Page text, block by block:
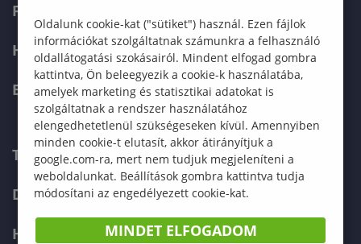
FELVÉTELIZŐKNEK
HALLGATÓKNAK
ERASMUS+
TELEFONKÖNYV
DOKUMENTUMOK
HÍREK
Oldalunk cookie-kat ("sütiket") használ. Ezen fájlok
információkat szolgáltatnak számunkra a felhasználó
oldallátogatási szokásairól. Mindent elfogad gombra
kattintva, Ön beleegyezik a cookie-k használatába,
amelyek marketing és statisztikai adatokat is
szolgáltatnak a rendszer használatához
elengedhetetlenül szükségeseken kívül. Amennyiben
minden cookie-t elutasít, akkor átirányítjuk a
google.com-ra, mert nem tudjuk megjeleníteni a
weboldalunkat. Beállítások gombra kattintva tudja
módosítani az engedélyezett cookie-kat.
MINDET ELFOGADOM